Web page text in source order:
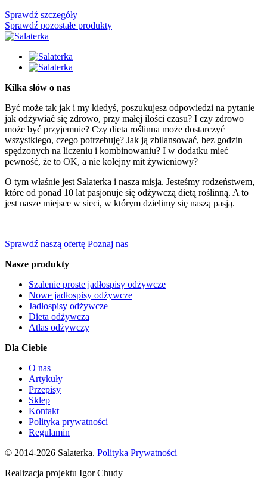
Sprawdź szczegóły
Sprawdź pozostałe produkty
Kilka słów o nas
Być może tak jak i my kiedyś, poszukujesz odpowiedzi na pytanie
jak odżywiać się zdrowo, przy małej ilości czasu? I czy zdrowo
może być przyjemnie? Czy dieta roślinna może dostarczyć
wszystkiego, czego potrzebuję? Jak ją zbilansować, bez godzin
spędzonych na liczeniu i kombinowaniu? I w dodatku mieć
pewność, że to OK, a nie kolejny mit żywieniowy?
O tym właśnie jest Salaterka i nasza misja. Jesteśmy rodzeństwem,
które od ponad 10 lat pasjonuje się odżywczą dietą roślinną. A to
jest nasze miejsce w sieci, w którym dzielimy się naszą pasją.
Sprawdź naszą ofertę Poznaj nas
Nasze produkty
Szalenie proste jadłospisy odżywcze
Nowe jadłospisy odżywcze
Jadłospisy odżywcze
Dieta odżywcza
Atlas odżywczy
Dla Ciebie
O nas
Artykuły
Przepisy
Sklep
Kontakt
Polityka prywatności
Regulamin
© 2014-2026 Salaterka. Polityka Prywatności
Realizacja projektu Igor Chudy